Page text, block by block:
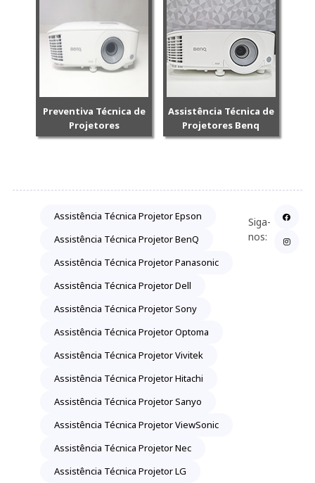
Preventiva Técnica de
Projetores
Assistência Técnica de
Projetores Benq
Assistência Técnica Projetor Epson
Assistência Técnica Projetor BenQ
Assistência Técnica Projetor Panasonic
Assistência Técnica Projetor Dell
Assistência Técnica Projetor Sony
Assistência Técnica Projetor Optoma
Assistência Técnica Projetor Vivitek
Assistência Técnica Projetor Hitachi
Assistência Técnica Projetor Sanyo
Assistência Técnica Projetor ViewSonic
Assistência Técnica Projetor Nec
Assistência Técnica Projetor LG
Siga-
nos: